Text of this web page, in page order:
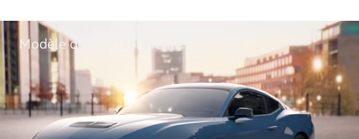
Découvrez les véhicules de performance Ford